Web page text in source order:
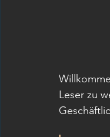
Leser zu